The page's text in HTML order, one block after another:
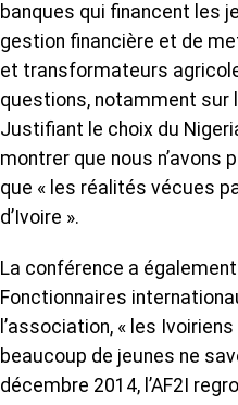
banques qui financent les
gestion financière et de
et transformateurs
questions, notamment sur
Justifiant le choix du
montrer que nous n’avons
que « les réalités vécues
d’Ivoire ».
La conférence a
Fonctionnaires
l’association, « les
beaucoup de jeunes ne
décembre 2014, l’AF2I